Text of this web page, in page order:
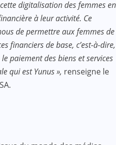
digitalisation des femmes en
à leur activité. Ce
de permettre aux femmes de
financiers de base, c’est-à-dire,
paiement des biens et services
qui est Yunus », renseigne le